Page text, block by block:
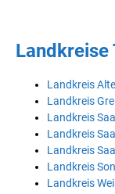
Landkreise
Landkreis
Landkreis
Landkreis
Landkreis
Landkreis
Landkreis
Landkreis